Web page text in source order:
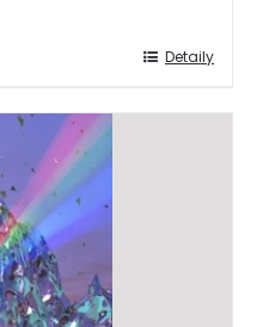
Detaily